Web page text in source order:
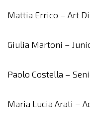
Mattia Errico – Art
Giulia Martoni –
Paolo Costella –
Maria Lucia Arati –